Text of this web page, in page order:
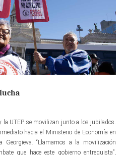
la UTEP se movilizan junto a los jubilados.
hacia el Ministerio de Economía en
“Llamamos a la movilización
que hace este gobierno entreguista”,